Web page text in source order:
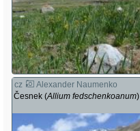
cz
Alexander Naumenko
Česnek (Allium fedschenkoanum)